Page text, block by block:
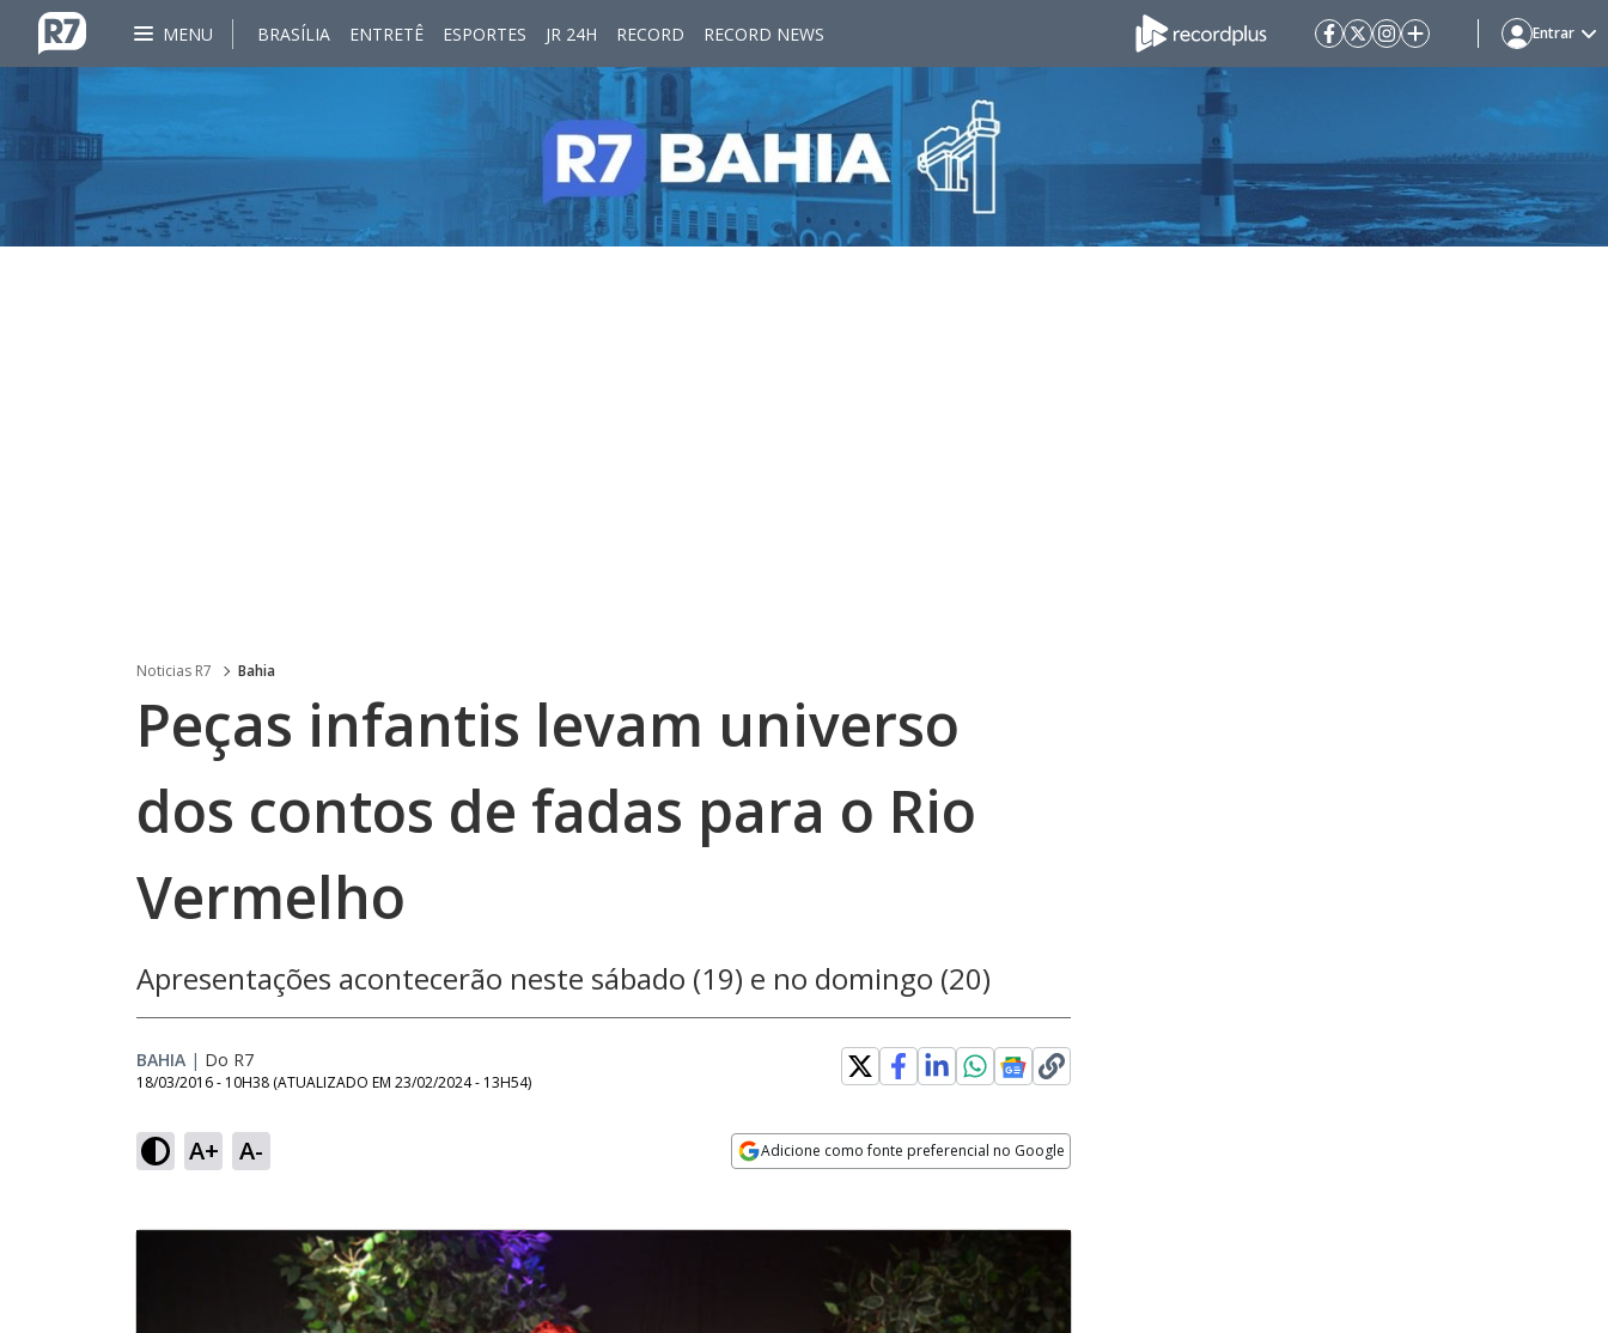
MENU BRASÍLIA ENTRETÊ ESPORTES JR 24H RECORD RECORD NEWS Entrar
Noticias R7 Bahia
Peças infantis levam universo
dos contos de fadas para o Rio
Vermelho
Apresentações acontecerão neste sábado (19) e no domingo (20)
BAHIA | Do R7
18/03/2016 - 10H38 (ATUALIZADO EM 23/02/2024 - 13H54)
A+ A- Adicione como fonte preferencial no Google